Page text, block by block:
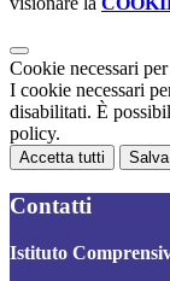
Cookie necessari
I cookie necessari
disabilitati. È
policy.
Accetta tutti
Contatti
Istituto